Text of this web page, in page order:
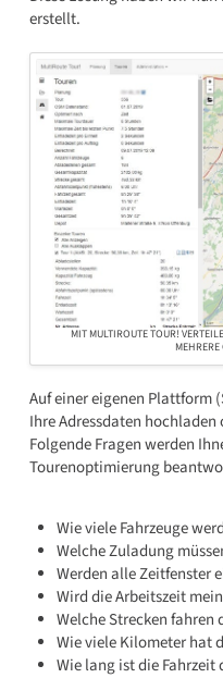
erstellt.
MIT MULTIROUTE TOUR!
Auf einer eigenen Plattform
Ihre Adressdaten
Folgende Fragen werden
Tourenoptimierung
Wie viele Fahrzeuge
Welche Zuladung
Werden alle Zeitfenster
Wird die Arbeitszeit
Welche Strecken fahren
Wie viele Kilometer hat
Wie lang ist die Fahrzeit